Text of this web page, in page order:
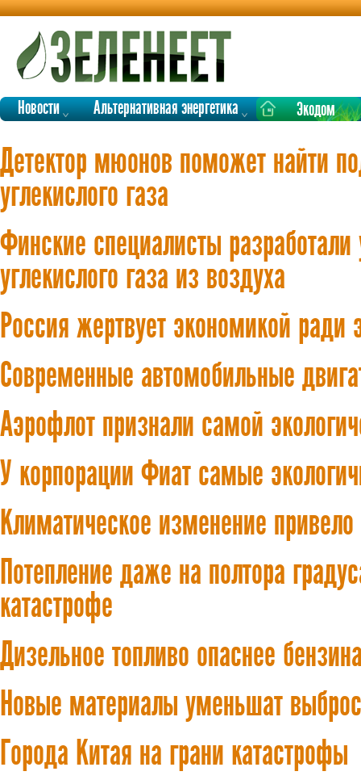
Новости Альтернативная энергетика Экодом
Детектор мюонов поможет найти
углекислого газа
Финские специалисты
углекислого газа из воздуха
Россия жертвует экономикой ради
Современные автомобильные
Аэрофлот признали самой
У корпорации Фиат самые
Климатическое изменение
Потепление даже на полтора
катастрофе
Дизельное топливо опаснее
Новые материалы уменьшат
Города Китая на грани катастрофы